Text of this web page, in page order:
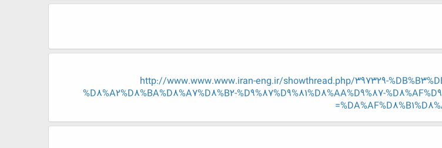
http://www.www.www.iran-eng.ir/showthread.php/397329-
%D8%A2%D8%BA%D8%A7%D8%B2-%D9%87%D9%81%D8%AA%D9%87-